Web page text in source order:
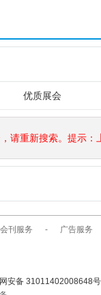
优质展会
请重新搜索。提示：
会刊服务 - 广告服务
安备 31011402008648号